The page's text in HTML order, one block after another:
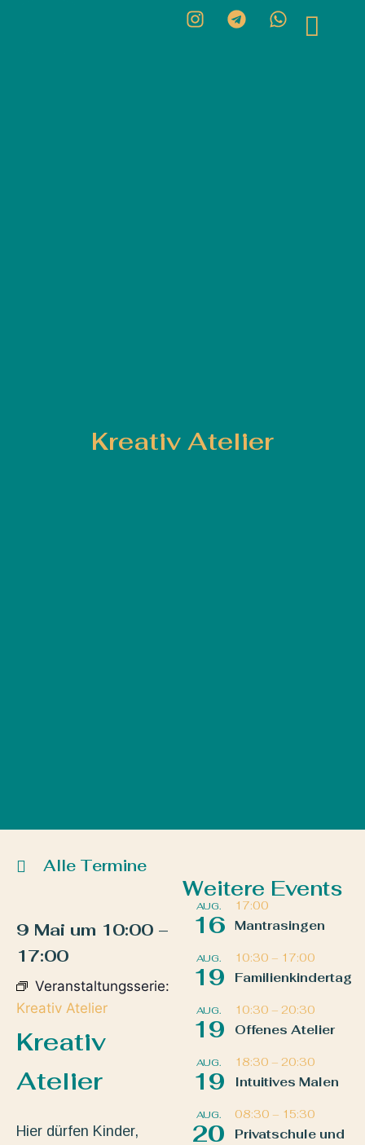
Kreativ Atelier
Alle Termine
9 Mai um 10:00 –
17:00
Veranstaltungsserie:
Kreativ Atelier
Kreativ
Atelier
Hier dürfen Kinder,
Weitere Events
AUG.
16
17:00
Mantrasingen
AUG.
19
10:30 – 17:00
Familienkindertag
AUG.
19
10:30 – 20:30
Offenes Atelier
AUG.
19
18:30 – 20:30
Intuitives Malen
AUG.
20
08:30 – 15:30
Privatschule und